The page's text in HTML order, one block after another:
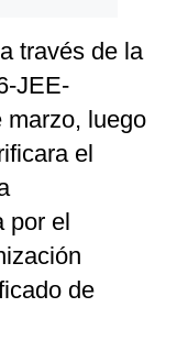
través de la
JEE-
marzo, luego
el
por el
de